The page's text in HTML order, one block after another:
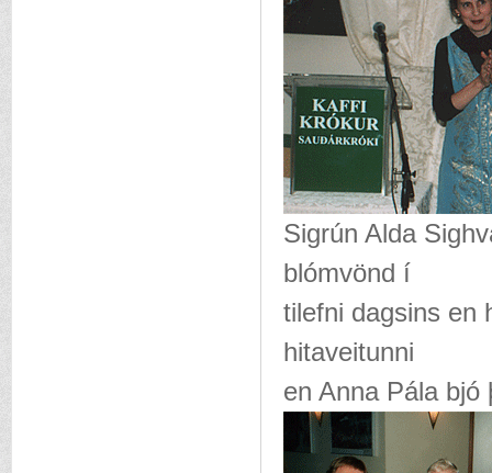
Sigrún Alda
blómvönd í
tilefni dagsins en
hitaveitunni
en Anna Pála